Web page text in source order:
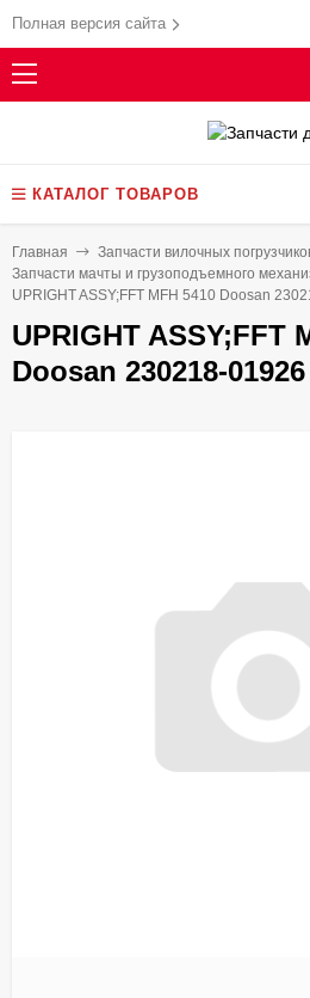
Полная версия сайта
КАТАЛОГ ТОВАРОВ
Главная Запчасти вилочных
Запчасти мачты и грузоподъемного
UPRIGHT ASSY;FFT MFH 5410 Doosan
UPRIGHT ASSY;FFT
Doosan 230218-01926